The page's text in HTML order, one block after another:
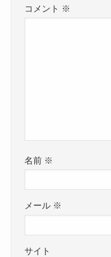
コメント ※
名前 ※
メール ※
サイト